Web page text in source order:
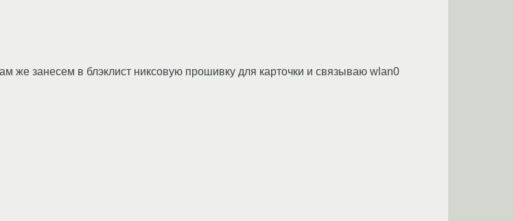
же занесем в блэклист никсовую прошивку для карточки и связываю wlan0